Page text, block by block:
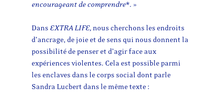
encourageant de comprendre*. »
Dans EXTRA LIFE,nous cherchons les endroits
d’ancrage, de joie et de sens qui nous donnent la
possibilité de penser et d’agir face aux
expériences violentes. Cela est possible parmi
les enclaves dans le corps social dont parle
Sandra Lucbert dans le même texte :